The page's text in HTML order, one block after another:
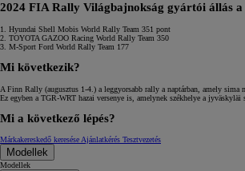
2024 FIA Rally Világbajnokság gyártói állás
1. Hyundai Shell Mobis World Rally Team 351 pont
2. TOYOTA GAZOO Racing World Rally Team 350
3. M-Sport Ford World Rally Team 177
Mi következik?
A Finn Rally (augusztus 1-4.) a leggyorsabb rally a naptárban, amely sima
Ez egyben a TGR-WRT hazai versenye is, amelynek székhelye a jyväskyläi
Mi a következő lépés?
Márkakereskedő kereséseAjánlatkérés Tesztvezetés
Modellek
Modellek